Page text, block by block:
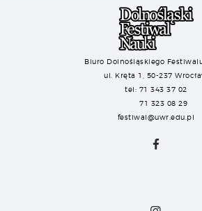
Biuro Dolnośląskiego
ul. Kręta 1, 50-237
tel: 71 343 37 02
71 323 08 29
festiwal@uwr.edu.pl